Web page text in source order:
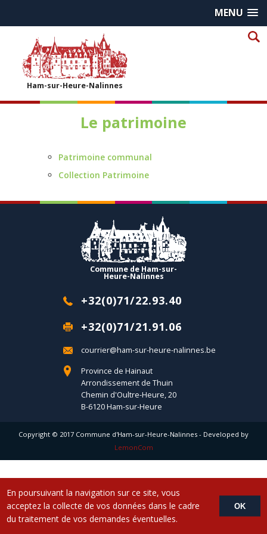
MENU
Ham-sur-Heure-Nalinnes
Le patrimoine
Patrimoine communal
Collection Patrimoine
Commune de Ham-sur-
Heure-Nalinnes
+32(0)71/22.93.40
+32(0)71/21.91.06
courrier@ham-sur-heure-nalinnes.be
Province de Hainaut
Arrondissement de Thuin
Chemin d'Oultre-Heure, 20
B-6120 Ham-sur-Heure
Copyright © 2017 Commune d'Ham-sur-Heure-Nalinnes - Developed by
LemonCom
En poursuivant la navigation sur ce site, vous
acceptez la collecte de vos données dans le cadre
du traitement de vos demandes éventuelles.
OK